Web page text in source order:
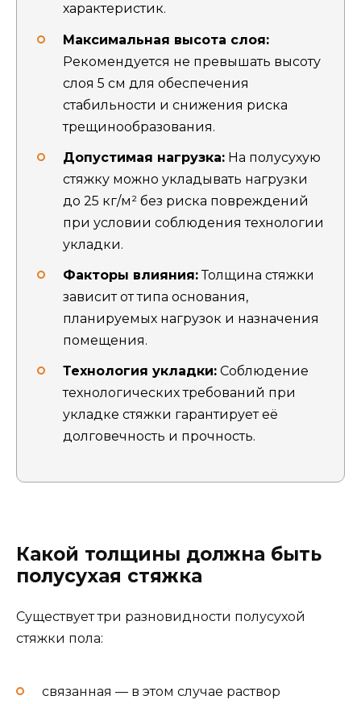
характеристик.
Максимальная высота слоя:
Рекомендуется не превышать высоту
слоя 5 см для обеспечения
стабильности и снижения риска
трещинообразования.
Допустимая нагрузка: На полусухую
стяжку можно укладывать нагрузки
до 25 кг/м² без риска повреждений
при условии соблюдения технологии
укладки.
Факторы влияния:Толщина стяжки
зависит от типа основания,
планируемых нагрузок и назначения
помещения.
Технология укладки: Соблюдение
технологических требований при
укладке стяжки гарантирует её
долговечность и прочность.
Какой толщины должна быть
полусухая стяжка
Существует три разновидности полусухой
стяжки пола:
связанная — в этом случае раствор